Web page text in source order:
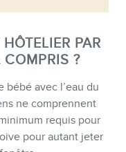
PAR
COMPRIS ?
avec l’eau du
ne comprennent
requis pour
pour autant jeter